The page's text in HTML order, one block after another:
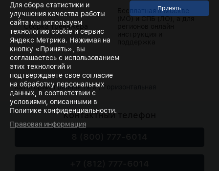
Сборка тренажера
Бесплатная в Москве
(МО) и СПБ (ЛО), а для
Категории: гребная тяга / горизонтальная
Контактный телефон
Для сбора статистики и
улучшения качества работы
сайта мы используем
технологию cookie и сервис
Яндекс Метрика. Нажимая на
кнопку «Принять», вы
соглашаетесь с использованием
этих технологий и
подтверждаете свое согласие
на обработку персональных
данных, в соответствии с
условиями, описанными в
Политике конфиденциальности.
Правовая информация